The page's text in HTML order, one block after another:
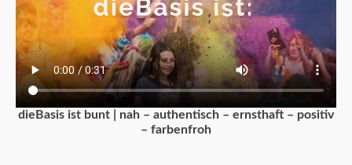
dieBasis ist bunt | nah – authentisch – ernsthaft – positiv
– farbenfroh